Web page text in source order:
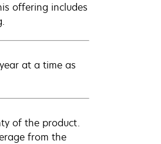
offering includes
at a time as
of the product.
from the